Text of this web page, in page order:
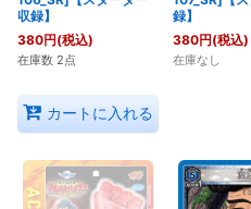
収録】
380円(税込)
在庫数 2点
カートに入れる
録】
380円(税込)
在庫なし